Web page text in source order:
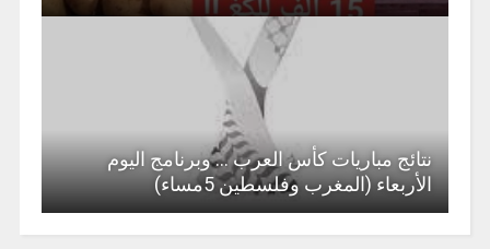
نتائج مباريات كأس العرب … وبرنامج اليوم
الأربعاء (المغرب وفلسطين 5مساء)